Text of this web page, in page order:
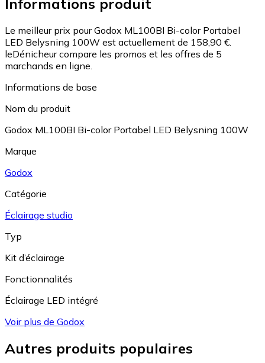
Informations produit
Le meilleur prix pour Godox ML100BI Bi-color Portabel
LED Belysning 100W est actuellement de 158,90 €.
leDénicheur compare les promos et les offres de 5
marchands en ligne.
Informations de base
Nom du produit
Godox ML100BI Bi-color Portabel LED Belysning 100W
Marque
Godox
Catégorie
Éclairage studio
Typ
Kit d’éclairage
Fonctionnalités
Éclairage LED intégré
Voir plus de Godox
Autres produits populaires